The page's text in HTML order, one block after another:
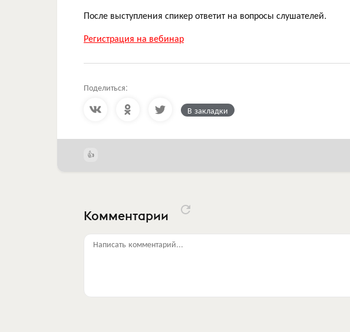
После выступления спикер ответит на вопросы слушателей.
Регистрация на вебинар
Поделиться:
В закладки
Комментарии
Написать комментарий...